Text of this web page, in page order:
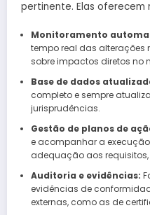
pertinente. Elas oferecem
Monitoramento
tempo real das alterações
sobre impactos diretos no
Base de dados
completo e sempre
jurisprudências.
Gestão de planos de
e acompanhar a
adequação aos
Auditoria e evidências:
evidências de
externas, como as de